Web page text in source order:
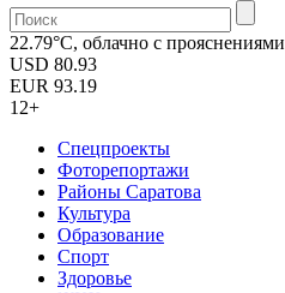
22.79°C, облачно с прояснениями
USD 80.93
EUR 93.19
12+
Спецпроекты
Фоторепортажи
Районы Саратова
Культура
Образование
Спорт
Здоровье